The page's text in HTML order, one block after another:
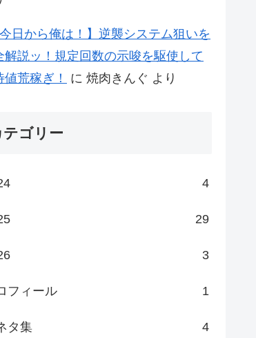
今日から俺は！】逆襲システム狙いを
解説ッ！規定回数の示唆を駆使して
値荒稼ぎ！
に 焼肉きんぐ より
テゴリー
4
29
3
フィール 1
タ集 4